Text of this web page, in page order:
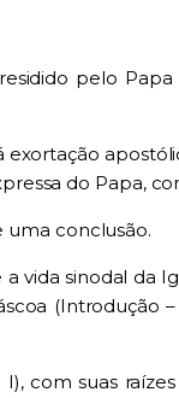
idido pelo Papa
exortação
do Papa,
uma conclusão.
a vida sinodal da I
scoa (Introdução –
I), com suas raízes